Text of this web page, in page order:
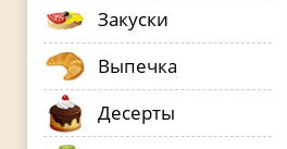
Закуски
Выпечка
Десерты